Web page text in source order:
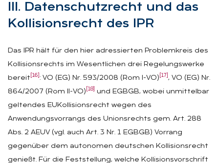
III. Da­ten­schutz­recht und das
Kol­li­si­ons­recht des IPR
Das IPR hält für den hier adressierten Problemkreis des
Kollisionsrechts im Wesentlichen drei Regelungswerke
bereit [16] : VO (EG) Nr. 593/2008 (Rom I-VO) [17] , VO (EG) Nr.
864/2007 (Rom II-VO) [18]
und EGBGB, wobei unmittelbar
geltendes EUKollisionsrecht wegen des
Anwendungsvorrangs des Unionsrechts gem. Art. 288
Abs. 2 AEUV (vgl. auch Art. 3 Nr. 1 EGBGB) Vorrang
gegenüber dem autonomen deutschen Kollisionsrecht
genießt. Für die Feststellung, welche Kollisionsvorschrift